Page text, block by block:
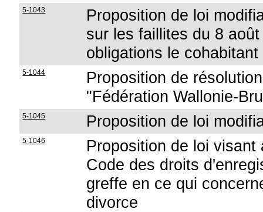
5-1043
Proposition de loi
sur les faillites du 8
obligations le
5-1044
Proposition de
"Fédération Wallonie-
5-1045 Proposition de loi
5-1046
Proposition de loi
Code des droits
greffe en ce qui
divorce